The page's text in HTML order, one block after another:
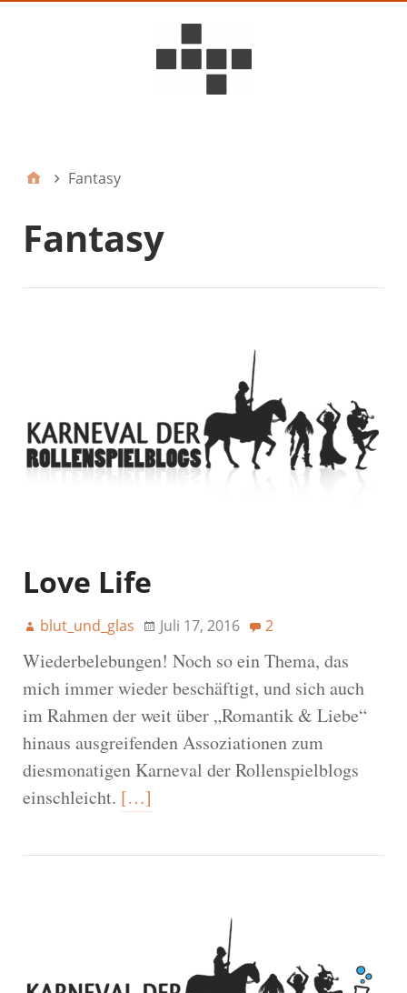
Fantasy
Fantasy
Love Life
blut_und_glas Juli 17, 2016 2
Wiederbelebungen! Noch so ein Thema, das
mich immer wieder beschäftigt, und sich auch
im Rahmen der weit über „Romantik & Liebe“
hinaus ausgreifenden Assoziationen zum
diesmonatigen Karneval der Rollenspielblogs
einschleicht. […]